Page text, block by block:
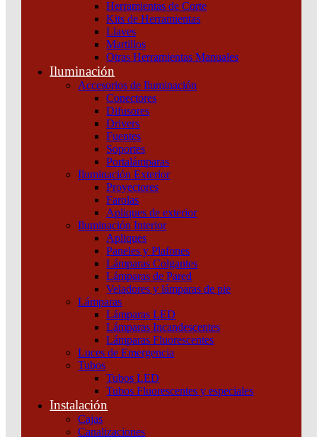
Herramientas de Corte
Kits de Herramientas
Llaves
Martillos
Otras Herramientas Manuales
Iluminación
Accesorios de Iluminación
Conectores
Difusores
Drivers
Fuentes
Soportes
Portalámparas
Iluminación Exterior
Proyectores
Farolas
Apliques de exterior
Iluminación Interior
Apliques
Paneles y Plafones
Lámparas Colgantes
Lámparas de Pared
Veladores y lámparas de pie
Lámparas
Lámparas LED
Lámparas Incandescentes
Lámparas Fluorescentes
Luces de Emergencia
Tubos
Tubos LED
Tubos Fluorescentes y especiales
Instalación
Cajas
Canalizaciones
Productos relacionados